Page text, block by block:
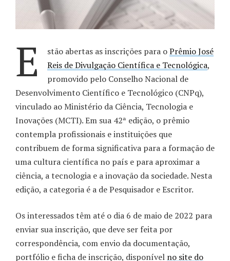
E stão abertas as inscrições para oPrêmio José
Reis de Divulgação Científica e Tecnológica,
promovido pelo Conselho Nacional de
Desenvolvimento Científico e Tecnológico (CNPq),
vinculado ao Ministério da Ciência, Tecnologia e
Inovações (MCTI). Em sua 42ª edição, o prêmio
contempla profissionais e instituições que
contribuem de forma significativa para a formação de
uma cultura científica no país e para aproximar a
ciência, a tecnologia e a inovação da sociedade. Nesta
edição, a categoria é a de Pesquisador e Escritor.
Os interessados têm até o dia 6 de maio de 2022 para
enviar sua inscrição, que deve ser feita por
correspondência, com envio da documentação,
portfólio e ficha de inscrição, disponível no site do